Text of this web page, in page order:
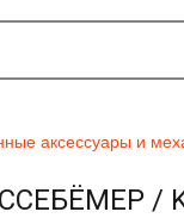
аксессуары и
/